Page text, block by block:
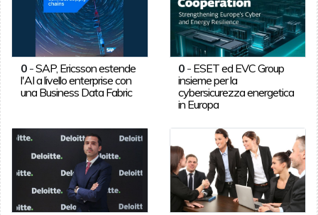
0-SAP, Ericsson estende
l'AI a livello enterprise con
una Business Data Fabric
0 - ESET ed EVC Group
insieme per la
cybersicurezza energetica
in Europa